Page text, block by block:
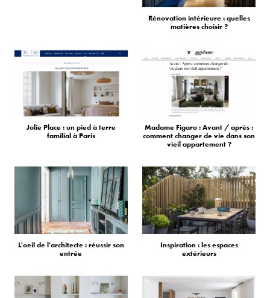
Rénovation intérieure : quelles
matières choisir ?
Jolie Place : un pied à terre
familial à Paris
Madame Figaro : Avant / après :
comment changer de vie dans son
vieil appartement ?
L'oeil de l'architecte : réussir son
entrée
Inspiration : les espaces
extérieurs